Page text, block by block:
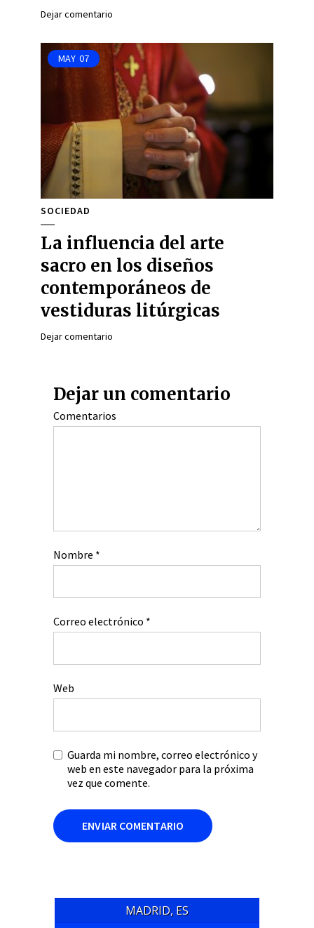
Dejar comentario
MAY 07
SOCIEDAD
La influencia del arte
sacro en los diseños
contemporáneos de
vestiduras litúrgicas
Dejar comentario
Dejar un comentario
Comentarios
Nombre *
Correo electrónico *
Web
Guarda mi nombre, correo electrónico y
web en este navegador para la próxima
vez que comente.
MADRID, ES